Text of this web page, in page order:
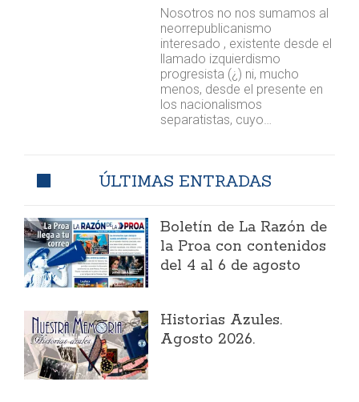
Nosotros no nos sumamos al
neorrepublicanismo
interesado , existente desde el
llamado izquierdismo
progresista (¿) ni, mucho
menos, desde el presente en
los nacionalismos
separatistas, cuyo…
ÚLTIMAS ENTRADAS
Boletín de La Razón de
la Proa con contenidos
del 4 al 6 de agosto
Historias Azules.
Agosto 2026.